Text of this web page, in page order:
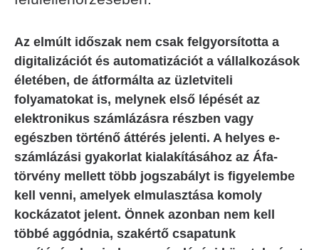
Az elmúlt időszak nem csak felgyorsította a
digitalizációt és automatizációt a vállalkozások
életében, de átformálta az üzletviteli
folyamatokat is, melynek első lépését az
elektronikus számlázásra részben vagy
egészben történő áttérés jelenti. A helyes e-
számlázási gyakorlat kialakításához az Áfa-
törvény mellett több jogszabályt is figyelembe
kell venni, amelyek elmulasztása komoly
kockázatot jelent. Önnek azonban nem kell
többé aggódnia, szakértő csapatunk